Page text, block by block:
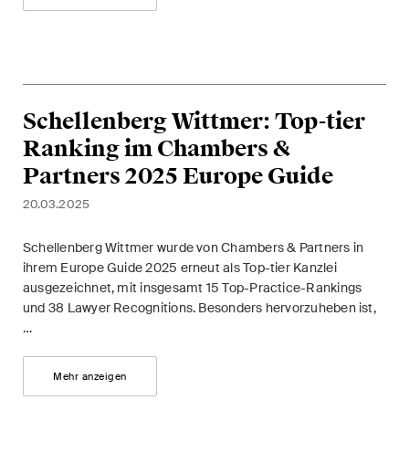
Schellenberg Wittmer: Top-tier
Ranking im Chambers &
Partners 2025 Europe Guide
20.03.2025
Schellenberg Wittmer wurde von Chambers & Partners in
ihrem Europe Guide 2025 erneut als Top-tier Kanzlei
ausgezeichnet, mit insgesamt 15 Top-Practice-Rankings
und 38 Lawyer Recognitions. Besonders hervorzuheben ist,
…
Mehr anzeigen